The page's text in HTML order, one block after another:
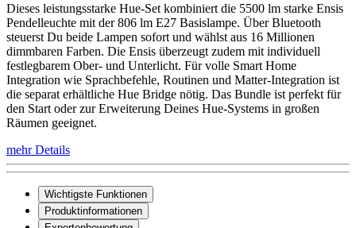
Dieses leistungsstarke Hue-Set kombiniert die 5500 lm starke Ensis
Pendelleuchte mit der 806 lm E27 Basislampe. Über Bluetooth
steuerst Du beide Lampen sofort und wählst aus 16 Millionen
dimmbaren Farben. Die Ensis überzeugt zudem mit individuell
festlegbarem Ober- und Unterlicht. Für volle Smart Home
Integration wie Sprachbefehle, Routinen und Matter-Integration ist
die separat erhältliche Hue Bridge nötig. Das Bundle ist perfekt für
den Start oder zur Erweiterung Deines Hue-Systems in großen
Räumen geeignet.
mehr Details
Wichtigste Funktionen
Produktinformationen